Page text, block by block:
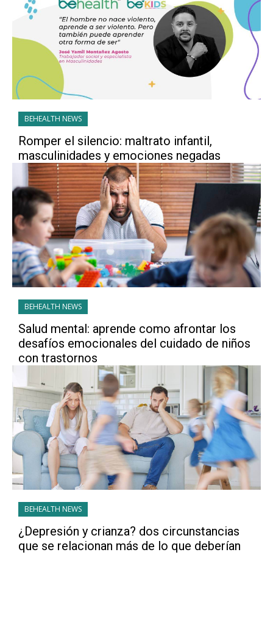
BEHEALTH NEWS
Romper el silencio: maltrato infantil,
masculinidades y emociones negadas
BEHEALTH NEWS
Salud mental: aprende como afrontar los
desafíos emocionales del cuidado de niños
con trastornos
BEHEALTH NEWS
¿Depresión y crianza? dos circunstancias
que se relacionan más de lo que deberían